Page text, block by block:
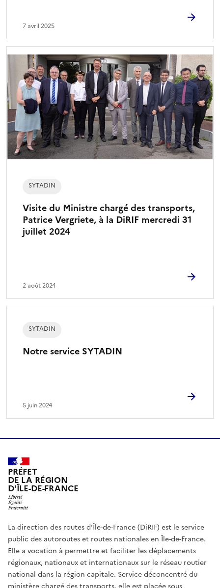
7 avril 2025
Visite du Ministre chargé des transports,
Patrice Vergriete, à la DiRIF mercredi 31
juillet 2024
SYTADIN
2 août 2024
Notre service SYTADIN
SYTADIN
5 juin 2024
PRÉFET
DE LA RÉGION
D'ÎLE-DE-FRANCE
La direction des routes d’Île-de-France (DiRIF) est le service
public des autoroutes et routes nationales en Île-de-France.
Elle a vocation à permettre et faciliter les déplacements
régionaux, nationaux et internationaux sur le réseau routier
national dans la région capitale. Service déconcentré du